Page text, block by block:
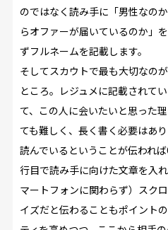
のではなく読み手に「男性なの
らオファーが届いているのか」
ずフルネームを記載します。
そしてスカウトで最も大切な
ところ。レジュメに記載されて
て、この人に会いたいと思った
ても難しく、長く書く必要はあ
読んでいるということが伝われ
行目で読み手に向けた文章を入
マートフォンに関わらず）スク
イズだと伝わることもポイント